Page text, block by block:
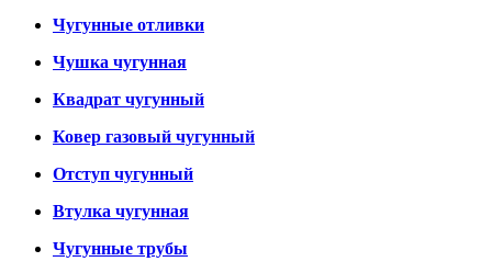
Чугунные отливки
Чушка чугунная
Квадрат чугунный
Ковер газовый чугунный
Отступ чугунный
Втулка чугунная
Чугунные трубы